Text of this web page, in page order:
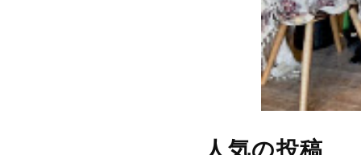
人気の投稿